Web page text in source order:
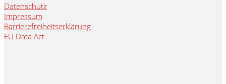
Datenschutz
Impressum
Barrierefreiheitserklärung
EU Data Act